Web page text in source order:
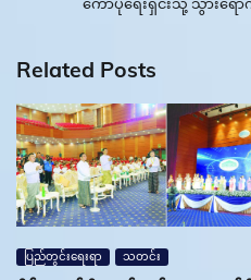
ကော်ပိုရေးရှင်းသို့ သွားရ
Related Posts
ပြည်တွင်းရေးရာ သတင်း